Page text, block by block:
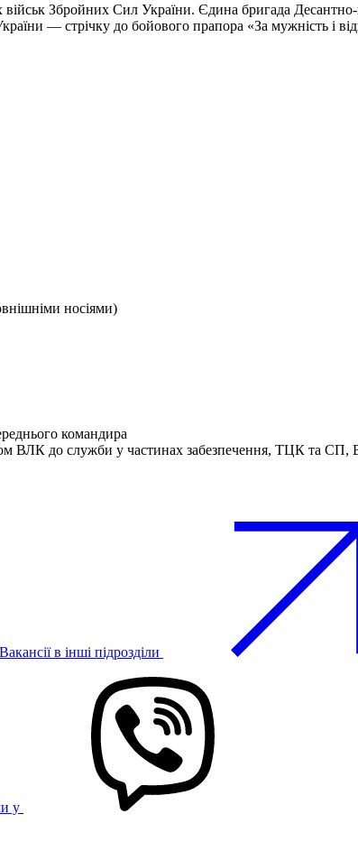
Збройних Сил України. Єдина бригада
— стрічку до бойового прапора «За мужність і
носіями)
командира
ВЛК до служби у частинах забезпечення, ТЦК та
Вакансії в інші підрозділи
у